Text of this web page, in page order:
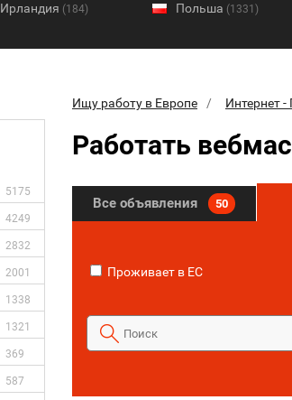
Ирландия (184) Польша (1331)
5175
4249
2832
2001
1338
1321
369
587
Ищу работу в Европе Интернет
Работать
Все объявления 50
Проживает в ЕС